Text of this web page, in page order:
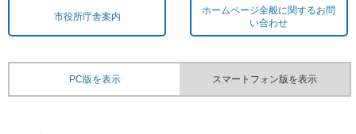
市役所庁舎案内
ホームページ全般に関するお問
い合わせ
PC版を表示 スマートフォン版を表示